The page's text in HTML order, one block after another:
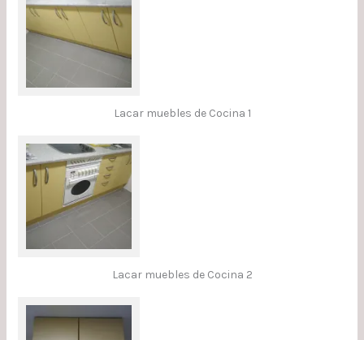
Lacar muebles de Cocina 1
Lacar muebles de Cocina 2